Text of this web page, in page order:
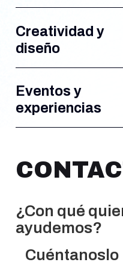
Creatividad y
diseño
Eventos y
experiencias
¿Con qué
ayudemos?
Cuéntanoslo